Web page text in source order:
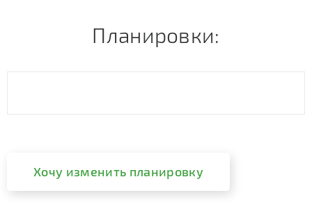
Планировки:
Хочу изменить планировку